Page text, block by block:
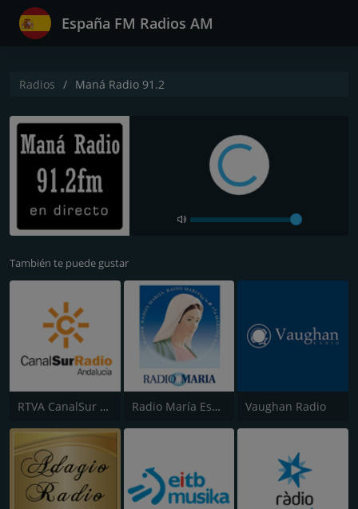
España FM Radios AM
Radios Maná Radio 91.2
También te puede gustar
RTVA CanalSur Radio Radio María España Vaughan Radio